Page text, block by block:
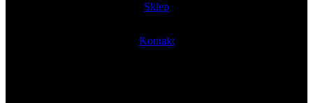
Sklep
Kontakt